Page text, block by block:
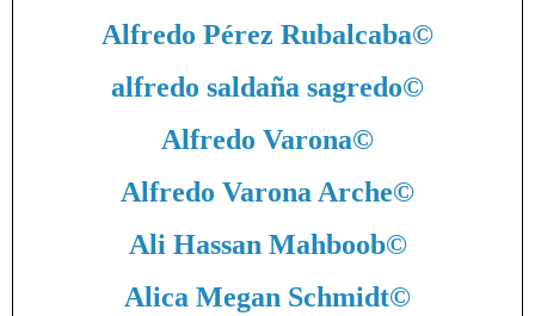
Alfredo Pérez Rubalcaba©
alfredo saldaña sagredo©
Alfredo Varona©
Alfredo Varona Arche©
Ali Hassan Mahboob©
Alica Megan Schmidt©